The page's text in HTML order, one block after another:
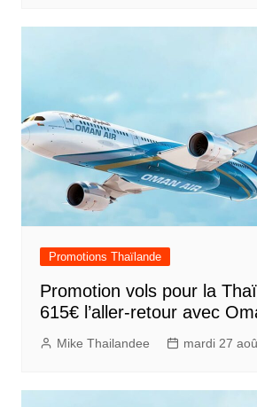
Promotions Thaïlande
Promotion vols pour la
615€ l’aller-retour avec
Mike Thailandee mardi 27